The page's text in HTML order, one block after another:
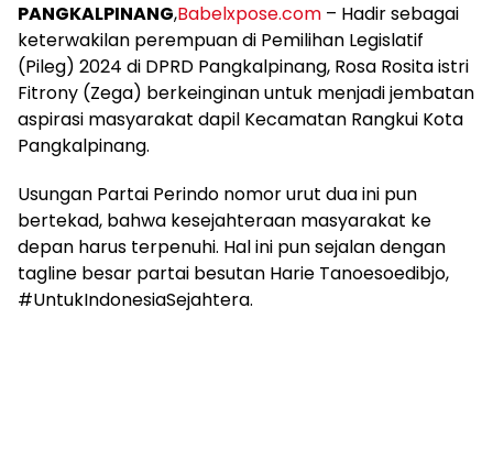
PANGKALPINANG,Babelxpose.com – Hadir sebagai
keterwakilan perempuan di Pemilihan Legislatif
(Pileg) 2024 di DPRD Pangkalpinang, Rosa Rosita istri
Fitrony (Zega) berkeinginan untuk menjadi jembatan
aspirasi masyarakat dapil Kecamatan Rangkui Kota
Pangkalpinang.
Usungan Partai Perindo nomor urut dua ini pun
bertekad, bahwa kesejahteraan masyarakat ke
depan harus terpenuhi. Hal ini pun sejalan dengan
tagline besar partai besutan Harie Tanoesoedibjo,
#UntukIndonesiaSejahtera.